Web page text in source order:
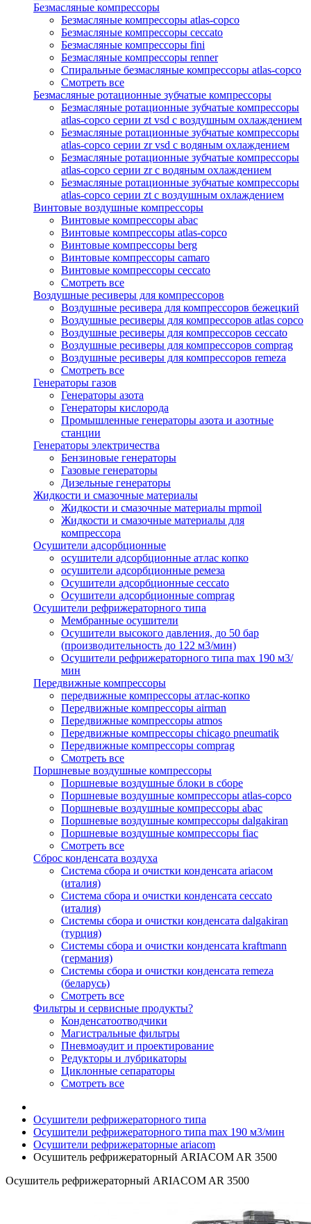
Безмасляные компрессоры
Безмасляные компрессоры atlas-copco
Безмасляные компрессоры ceccato
Безмасляные компрессоры fini
Безмасляные компрессоры renner
Спиральные безмасляные компрессоры atlas-copco
Смотреть все
Безмасляные ротационные зубчатые компрессоры
Безмасляные ротационные зубчатые компрессоры
atlas-copco серии zt vsd с воздушным охлаждением
Безмасляные ротационные зубчатые компрессоры
atlas-copco серии zr vsd с водяным охлаждением
Безмасляные ротационные зубчатые компрессоры
atlas-copco серии zr с водяным охлаждением
Безмасляные ротационные зубчатые компрессоры
atlas-copco серии zt с воздушным охлаждением
Винтовые воздушные компрессоры
Винтовые компрессоры abac
Винтовые компрессоры atlas-copco
Винтовые компрессоры berg
Винтовые компрессоры camaro
Винтовые компрессоры ceccato
Смотреть все
Воздушные ресиверы для компрессоров
Воздушные ресивера для компрессоров бежецкий
Воздушные ресиверы для компрессоров atlas copco
Воздушные ресиверы для компрессоров ceccato
Воздушные ресиверы для компрессоров comprag
Воздушные ресиверы для компрессоров remeza
Смотреть все
Генераторы газов
Генераторы азота
Генераторы кислорода
Промышленные генераторы азота и азотные
станции
Генераторы электричества
Бензиновые генераторы
Газовые генераторы
Дизельные генераторы
Жидкости и смазочные материалы
Жидкости и смазочные материалы mpmoil
Жидкости и смазочные материалы для
компрессора
Осушители адсорбционные
осушители адсорбционные атлас копко
осушители адсорбционные ремеза
Осушители адсорбционные ceccato
Осушители адсорбционные comprag
Осушители рефрижераторного типа
Мембранные осушители
Осушители высокого давления, до 50 бар
(производительность до 122 м3/мин)
Осушители рефрижераторного типа max 190 м3/
мин
Передвижные компрессоры
передвижные компрессоры атлас-копко
Передвижные компрессоры airman
Передвижные компрессоры atmos
Передвижные компрессоры chicago pneumatik
Передвижные компрессоры comprag
Смотреть все
Поршневые воздушные компрессоры
Поршневые воздушные блоки в сборе
Поршневые воздушные компрессоры atlas-copco
Поршневые воздушные компрессоры abac
Поршневые воздушные компрессоры dalgakiran
Поршневые воздушные компрессоры fiac
Смотреть все
Сброс конденсата воздуха
Система сбора и очистки конденсата ariacом
(италия)
Система сбора и очистки конденсата ceccato
(италия)
Системы сбора и очистки конденсата dalgakiran
(турция)
Системы сбора и очистки конденсата kraftmann
(германия)
Системы сбора и очистки конденсата remeza
(беларусь)
Смотреть все
Фильтры и сервисные продукты?
Конденсатоотводчики
Магистральные фильтры
Пневмоаудит и проектирование
Редукторы и лубрикаторы
Циклонные сепараторы
Смотреть все
Осушители рефрижераторного типа
Осушители рефрижераторного типа max 190 м3/мин
Осушители рефрижераторные ariacom
Осушитель рефрижераторный ARIACOM AR 3500
Осушитель рефрижераторный ARIACOM AR 3500